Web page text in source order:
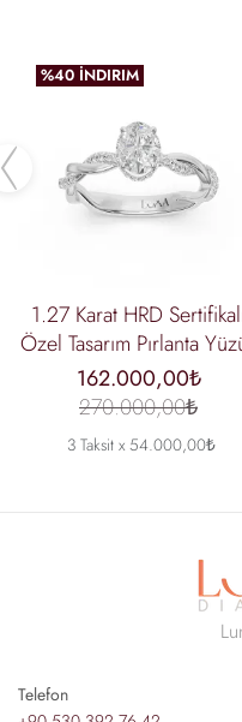
Previous
%40 İNDIRIM
1.27 Karat HRD
Özel Tasarım Pırlanta
162.000,00₺
270.000,00₺
3 Taksit x 54.000,00₺
Telefon